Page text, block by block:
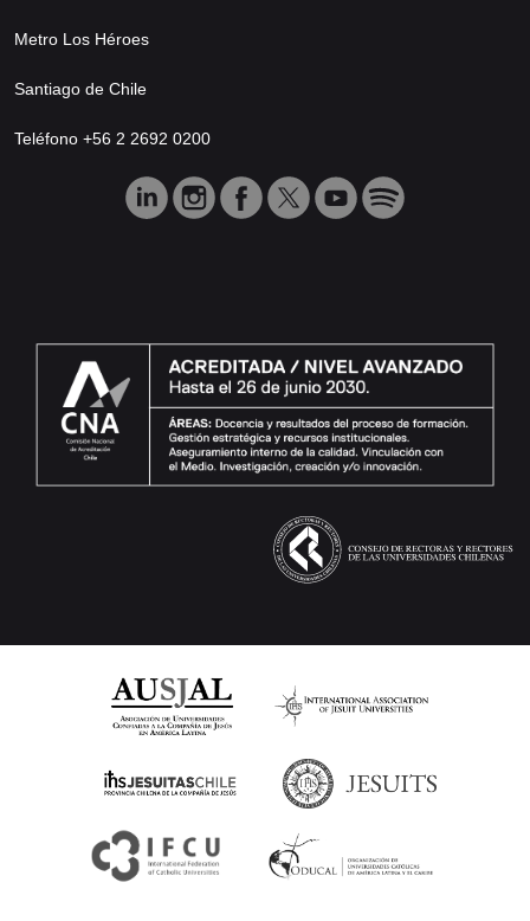
Metro Los Héroes
Santiago de Chile
Teléfono +56 2 2692 0200